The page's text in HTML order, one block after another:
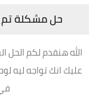
حل مشكلة تم
الله هنقدم لكم الحل
عليك انك تواجه ليه